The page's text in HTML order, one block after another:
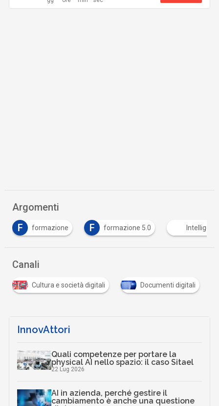
Argomenti
F
formazione F formazione 5.0
Canali
Cultura e società digitali Documenti digitali
InnovAttori
Quali competenze per portare la
physical AI nello spazio: il caso Sitael
22 Lug 2026
AI in azienda, perché gestire il
cambiamento è anche una questione